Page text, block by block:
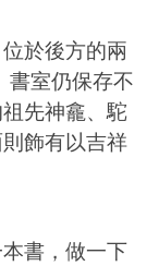
於後方的兩
書室仍保存不
先神龕、駝
飾有以吉祥
書，做一下